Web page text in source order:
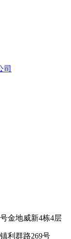
金地威新4栋4层
利群路269号